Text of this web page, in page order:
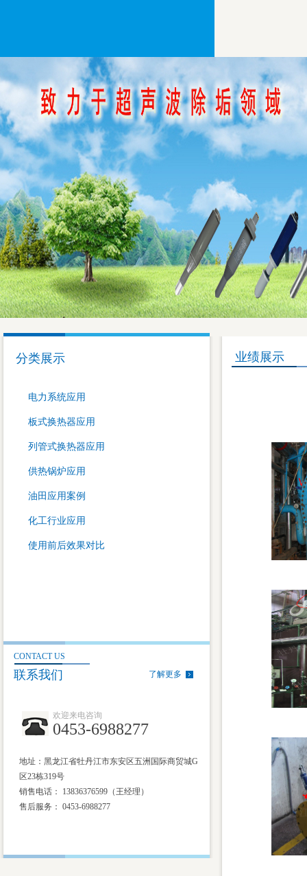
分类展示
电力系统应用
板式换热器应用
列管式换热器应用
供热锅炉应用
油田应用案例
化工行业应用
使用前后效果对比
CONTACT US
联系我们 了解更多
欢迎来电咨询
0453-6988277
地址：黑龙江省牡丹江市东安区五洲国际商贸城G
区23栋319号
销售电话： 13836376599（王经理）
售后服务： 0453-6988277
业绩展示